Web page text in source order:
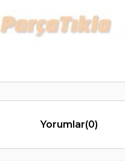
Yorumlar(0)